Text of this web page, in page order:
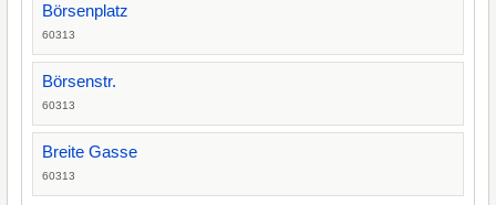
Börsenplatz
60313
Börsenstr.
60313
Breite Gasse
60313